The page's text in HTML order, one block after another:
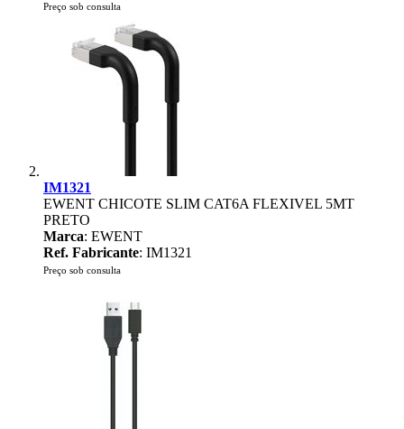
Preço sob consulta
IM1321
EWENT CHICOTE SLIM CAT6A FLEXIVEL 5MT
PRETO
Marca: EWENT
Ref. Fabricante: IM1321
Preço sob consulta